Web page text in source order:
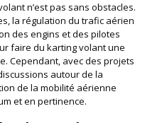
n’est pas sans obstacles.
la régulation du trafic aérien
des engins et des pilotes
faire du karting volant une
Cependant, avec des projets
autour de la
de la mobilité aérienne
et en pertinence.